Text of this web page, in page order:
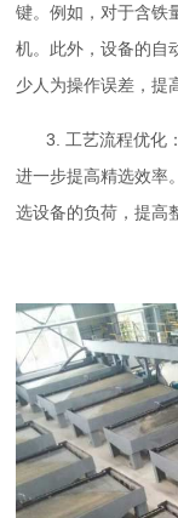
键。例如，对于含铁
机。此外，设备的自
少人为操作误差，提
3. 工艺流程优化
进一步提高精选效率
选设备的负荷，提高